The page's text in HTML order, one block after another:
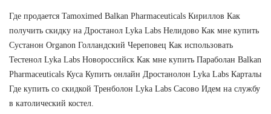
Где продается Tamoximed Balkan Pharmaceuticals Кириллов Как
получить скидку на Дростанол Lyka Labs Нелидово Как мне купить
Сустанон Organon Голландский Череповец Как использовать
Тестенол Lyka Labs Новороссийск Как мне купить Параболан Balkan
Pharmaceuticals Куса Купить онлайн Дростанолон Lyka Labs Карталы
Где купить со скидкой Тренболон Lyka Labs Сасово Идем на службу
в католический костел.